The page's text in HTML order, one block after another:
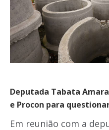
Deputada Tabata
e Procon para
Em reunião com a